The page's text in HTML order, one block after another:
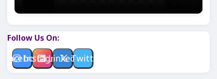
Follow Us On:
Facebook
Instagram
LinkedinTwitter